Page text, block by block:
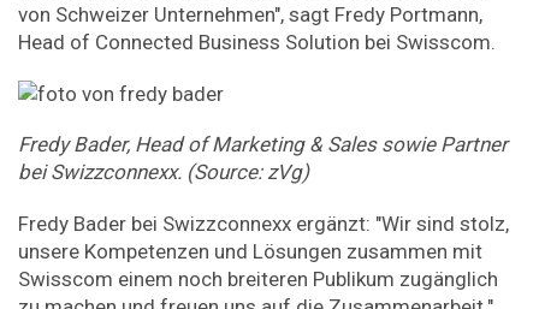
von Schweizer Unternehmen", sagt Fredy Portmann,
Head of Connected Business Solution bei Swisscom.
Fredy Bader, Head of Marketing & Sales sowie Partner
bei Swizzconnexx. (Source: zVg)
Fredy Bader bei Swizzconnexx ergänzt: "Wir sind stolz,
unsere Kompetenzen und Lösungen zusammen mit
Swisscom einem noch breiteren Publikum zugänglich